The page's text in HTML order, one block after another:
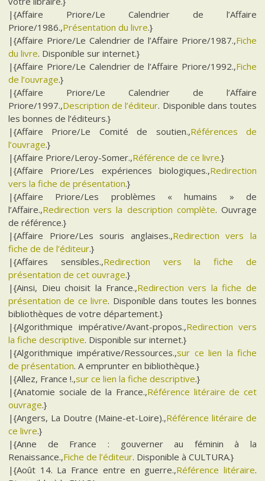
|{Affaire Priore/Le Calendrier de l’Affaire
Priore/1986.,Présentation du livre.}
|{Affaire Priore/Le Calendrier de l’Affaire Priore/1987.,Fiche
du livre. Disponible sur internet.}
|{Affaire Priore/Le Calendrier de l’Affaire Priore/1992.,Fiche
de l’ouvrage.}
|{Affaire Priore/Le Calendrier de l’Affaire
Priore/1997.,Description de l’éditeur. Disponible dans toutes
les bonnes de l’éditeurs.}
|{Affaire Priore/Le Comité de soutien.,Références de
l’ouvrage.}
|{Affaire Priore/Leroy-Somer.,Référence de ce livre.}
|{Affaire Priore/Les expériences biologiques.,Redirection
vers la fiche de présentation.}
|{Affaire Priore/Les problèmes « humains » de
l’Affaire.,Redirection vers la description complète. Ouvrage
de référence.}
|{Affaire Priore/Les souris anglaises.,Redirection vers la
fiche de de l’éditeur.}
|{Affaires sensibles.,Redirection vers la fiche de
présentation de cet ouvrage.}
|{Ainsi, Dieu choisit la France.,Redirection vers la fiche de
présentation de ce livre. Disponible dans toutes les bonnes
bibliothèques de votre département.}
|{Algorithmique impérative/Avant-propos.,Redirection vers
la fiche descriptive. Disponible sur internet.}
|{Algorithmique impérative/Ressources.,sur ce lien la fiche
de présentation. A emprunter en bibliothèque.}
|{Allez, France !.,sur ce lien la fiche descriptive.}
|{Anatomie sociale de la France.,Référence litéraire de cet
ouvrage.}
|{Angers, La Doutre (Maine-et-Loire).,Référence litéraire de
ce livre.}
|{Anne de France : gouverner au féminin à la
Renaissance.,Fiche de l’éditeur. Disponible à CULTURA.}
|{Août 14. La France entre en guerre.,Référence litéraire.